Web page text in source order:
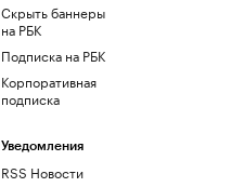
Скрыть баннеры
на РБК
Подписка на РБК
Корпоративная
подписка
Уведомления
RSS Новости